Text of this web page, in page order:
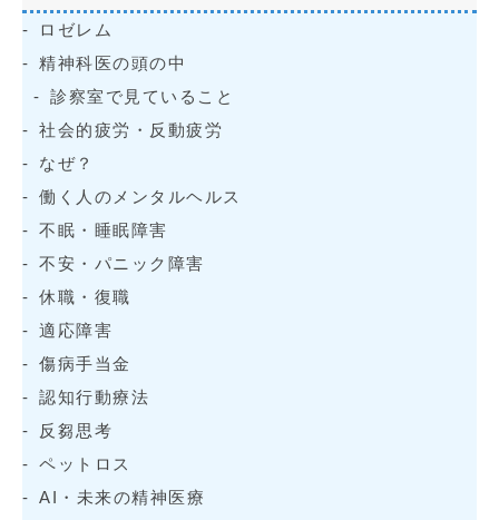
ロゼレム
精神科医の頭の中
診察室で見ていること
社会的疲労・反動疲労
なぜ？
働く人のメンタルヘルス
不眠・睡眠障害
不安・パニック障害
休職・復職
適応障害
傷病手当金
認知行動療法
反芻思考
ペットロス
AI・未来の精神医療